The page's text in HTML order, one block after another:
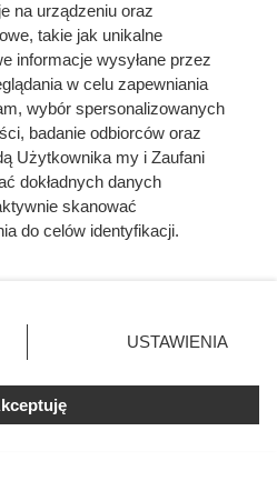
młode dziewczyny.
polskiego magnata
na urządzeniu oraz
takie jak unikalne
informacje wysyłane przez
w celu zapewniania
wybór spersonalizowanych
badanie odbiorców oraz
Użytkownika my i Zaufani
dokładnych danych
skanować
do celów identyfikacji.
ustawień prywatności
rogu strony
nie wymagają zgody
sprzeciwić się takiemu
będą miały zastosowania tylko
USTAWIENIA